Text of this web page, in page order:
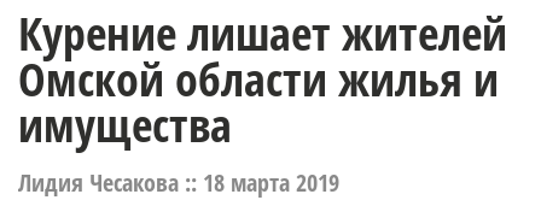
Курение лишает жителей
Омской области жилья и
имущества
Лидия Чесакова :: 18 марта 2019